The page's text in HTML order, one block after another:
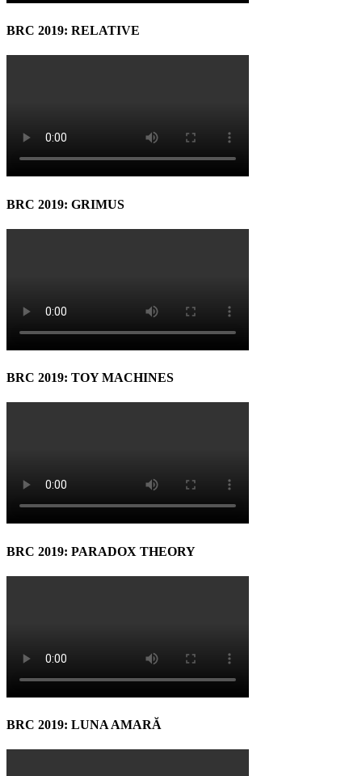
BRC 2019: RELATIVE
BRC 2019: GRIMUS
BRC 2019: TOY MACHINES
BRC 2019: PARADOX THEORY
BRC 2019: LUNA AMARĂ